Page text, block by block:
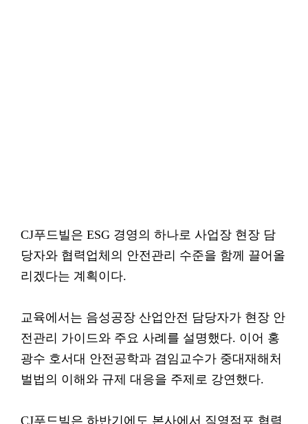
CJ푸드빌은 ESG 경영의 하나로 사업장 현장 담
당자와 협력업체의 안전관리 수준을 함께 끌어올
리겠다는 계획이다.
교육에서는 음성공장 산업안전 담당자가 현장 안
전관리 가이드와 주요 사례를 설명했다. 이어 홍
광수 호서대 안전공학과 겸임교수가 중대재해처
벌법의 이해와 규제 대응을 주제로 강연했다.
CJ푸드빌은 하반기에도 본사에서 직영점포 협력